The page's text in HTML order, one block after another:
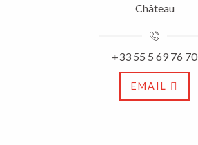
Château
+33 55 5 69 76 70
EMAIL